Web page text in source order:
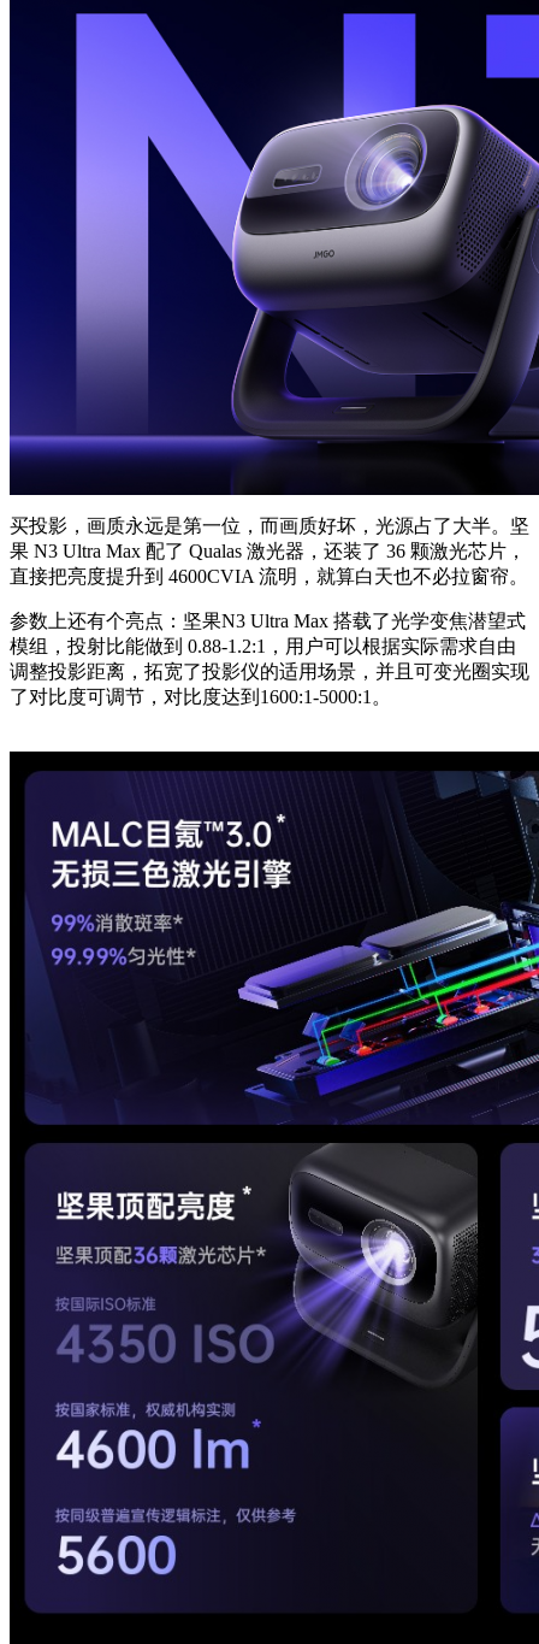
买投影，画质永远是第一位，而画质好坏，光源占了大半。坚
果 N3 Ultra Max 配了 Qualas 激光器，还装了 36 颗激光芯片，
直接把亮度提升到 4600CVIA 流明，就算白天也不必拉窗帘。
参数上还有个亮点：坚果N3 Ultra Max 搭载了光学变焦潜望式
模组，投射比能做到 0.88-1.2:1，用户可以根据实际需求自由
调整投影距离，拓宽了投影仪的适用场景，并且可变光圈实现
了对比度可调节，对比度达到1600:1-5000:1。